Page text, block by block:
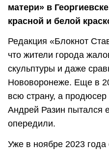
матери» в
красной и белой
Редакция «Блокнот
что жители города
скульптуры и даже
Нововоронеже. Еще в
всю страну, а
Андрей Разин пытался
опередили.
Уже в ноябре 2023